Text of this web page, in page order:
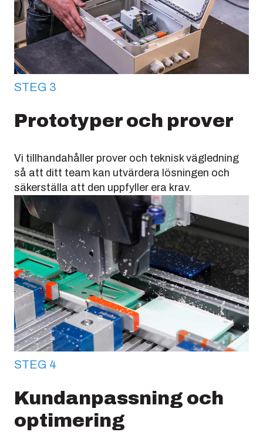
STEG 3
Prototyper och prover
Vi tillhandahåller prover och teknisk vägledning
så att ditt team kan utvärdera lösningen och
säkerställa att den uppfyller era krav.
STEG 4
Kundanpassning och
optimering